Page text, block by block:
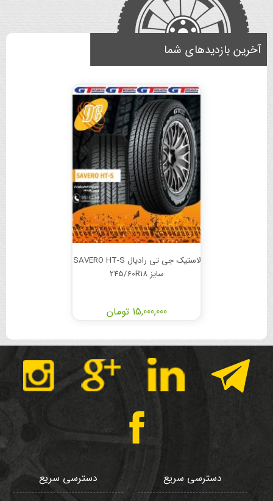
آخرین بازدیدهای شما
لاستیک جی تی رادیال SAVERO HT-S
سایز 245/60R18
15,000,000 تومان
دسترسی سریع دسترسی سریع